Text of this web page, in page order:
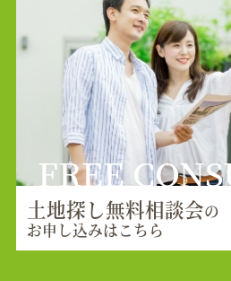
FREE
土地探し無料相談会の
お申し込みはこちら